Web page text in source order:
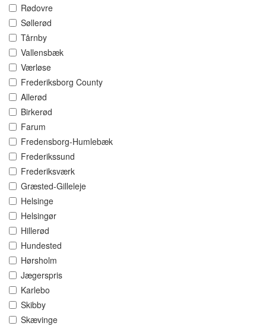
Rødovre
Søllerød
Tårnby
Vallensbæk
Værløse
Frederiksborg County
Allerød
Birkerød
Farum
Fredensborg-Humlebæk
Frederikssund
Frederiksværk
Græsted-Gilleleje
Helsinge
Helsingør
Hillerød
Hundested
Hørsholm
Jægerspris
Karlebo
Skibby
Skævinge